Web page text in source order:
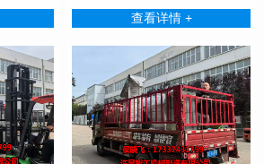
制造有限公司后门，···
查看详情 +